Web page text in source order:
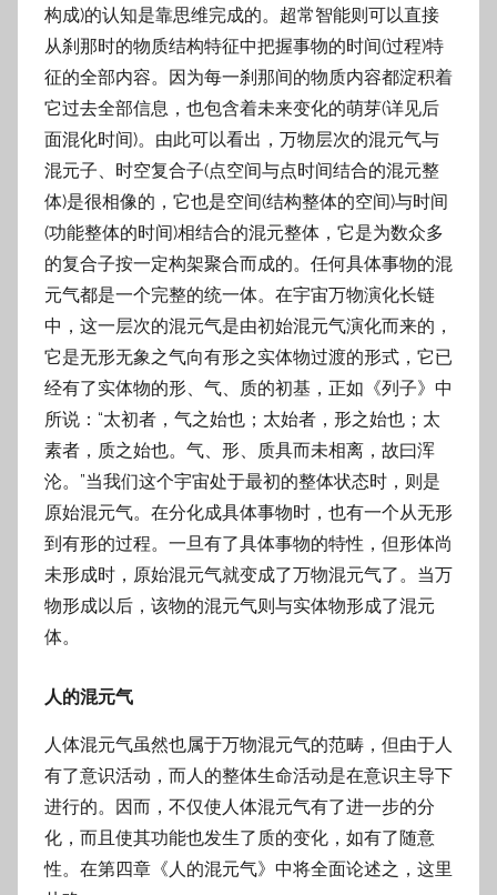
构成)的认知是靠思维完成的。超常智能则可以直接
从刹那时的物质结构特征中把握事物的时间(过程)特
征的全部内容。因为每一刹那间的物质内容都淀积着
它过去全部信息，也包含着未来变化的萌芽(详见后
面混化时间)。由此可以看出，万物层次的混元气与
混元子、时空复合子(点空间与点时间结合的混元整
体)是很相像的，它也是空间(结构整体的空间)与时间
(功能整体的时间)相结合的混元整体，它是为数众多
的复合子按一定构架聚合而成的。任何具体事物的混
元气都是一个完整的统一体。在宇宙万物演化长链
中，这一层次的混元气是由初始混元气演化而来的，
它是无形无象之气向有形之实体物过渡的形式，它已
经有了实体物的形、气、质的初基，正如《列子》中
所说：“太初者，气之始也；太始者，形之始也；太
素者，质之始也。气、形、质具而未相离，故曰浑
沦。”当我们这个宇宙处于最初的整体状态时，则是
原始混元气。在分化成具体事物时，也有一个从无形
到有形的过程。一旦有了具体事物的特性，但形体尚
未形成时，原始混元气就变成了万物混元气了。当万
物形成以后，该物的混元气则与实体物形成了混元
体。
人的混元气
人体混元气虽然也属于万物混元气的范畴，但由于人
有了意识活动，而人的整体生命活动是在意识主导下
进行的。因而，不仅使人体混元气有了进一步的分
化，而且使其功能也发生了质的变化，如有了随意
性。在第四章《人的混元气》中将全面论述之，这里